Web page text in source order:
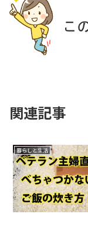
関連記事
暮らしと生活